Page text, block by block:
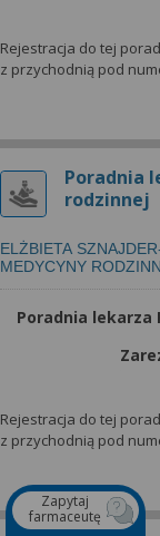
Rejestracja do tej
z przychodnią pod
Poradnia
rodzinnej
ELŻBIETA
MEDYCYNY
Poradnia lekarza
Rejestracja do tej
z przychodnią pod
Zapytaj
farmaceutę